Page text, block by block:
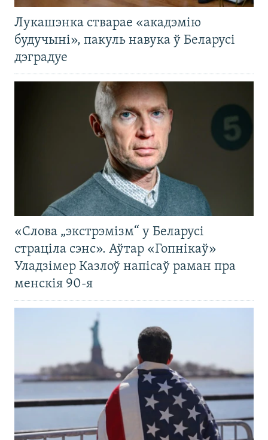
Лукашэнка стварае «акадэмію
будучыні», пакуль навука ў Беларусі
дэградуе
«Слова „экстрэмізм“ у Беларусі
страціла сэнс». Аўтар «Гопнікаў»
Уладзімер Казлоў напісаў раман пра
менскія 90-я